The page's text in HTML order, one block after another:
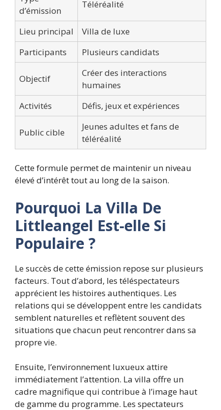
d’émission
Téléréalité
Lieu principal
Villa de luxe
Participants
Plusieurs candidats
Objectif
Créer des interactions
humaines
Activités
Défis, jeux et expériences
Public cible
Jeunes adultes et fans de
téléréalité
Cette formule permet de maintenir un niveau
élevé d’intérêt tout au long de la saison.
Pourquoi La Villa De
Littleangel Est-elle Si
Populaire ?
Le succès de cette émission repose sur plusieurs
facteurs. Tout d’abord, les téléspectateurs
apprécient les histoires authentiques. Les
relations qui se développent entre les candidats
semblent naturelles et reflètent souvent des
situations que chacun peut rencontrer dans sa
propre vie.
Ensuite, l’environnement luxueux attire
immédiatement l’attention. La villa offre un
cadre magnifique qui contribue à l’image haut
de gamme du programme. Les spectateurs